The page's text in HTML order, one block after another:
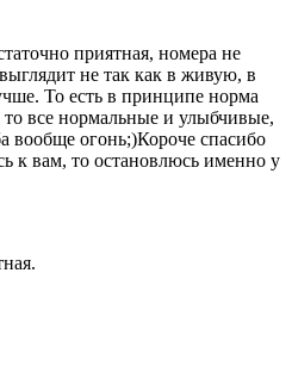
приятная, номера не
не так как в живую, в
То есть в принципе норма
то все нормальные и улыбчивые,
огонь;)Короче спасибо
к вам, то остановлюсь именно у